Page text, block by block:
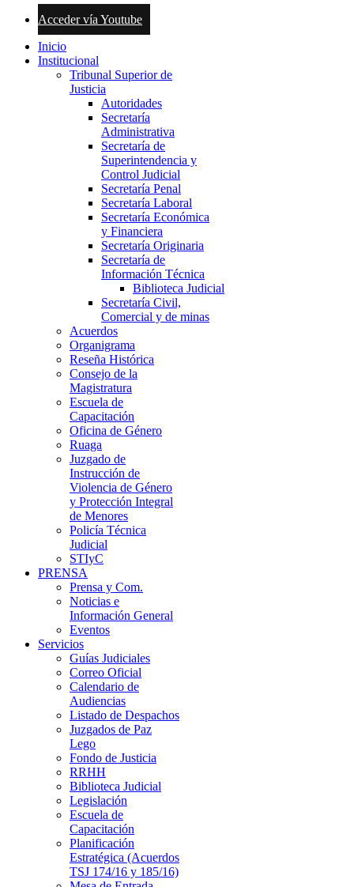
Acceder vía Youtube
Inicio
Institucional
Tribunal Superior de
Justicia
Autoridades
Secretaría
Administrativa
Secretaría de
Superintendencia y
Control Judicial
Secretaría Penal
Secretaría Laboral
Secretaría Económica
y Financiera
Secretaría Originaria
Secretaría de
Información Técnica
Biblioteca Judicial
Secretaría Civil,
Comercial y de minas
Acuerdos
Organigrama
Reseña Histórica
Consejo de la
Magistratura
Escuela de
Capacitación
Oficina de Género
Ruaga
Juzgado de
Instrucción de
Violencia de Género
y Protección Integral
de Menores
Policía Técnica
Judicial
STIyC
PRENSA
Prensa y Com.
Noticias e
Información General
Eventos
Servicios
Guías Judiciales
Correo Oficial
Calendario de
Audiencias
Listado de Despachos
Juzgados de Paz
Lego
Fondo de Justicia
RRHH
Biblioteca Judicial
Legislación
Escuela de
Capacitación
Planificación
Estratégica (Acuerdos
TSJ 174/16 y 185/16)